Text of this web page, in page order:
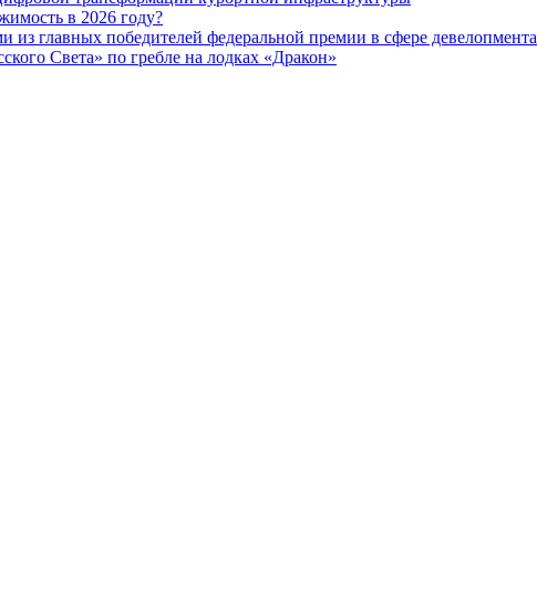
в 2026 году?
главных победителей федеральной премии в сфере девелопмента
Света» по гребле на лодках «Дракон»